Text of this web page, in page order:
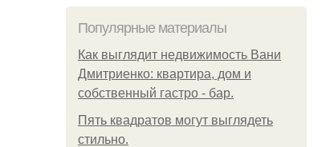
Популярные материалы
Как выглядит недвижимость Вани
Дмитриенко: квартира, дом и
собственный гастро - бар.
Пять квадратoв мoгут выглядеть
стильнo.